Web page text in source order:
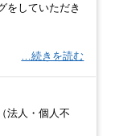
をしていただき
…続きを読む
法人・個人不